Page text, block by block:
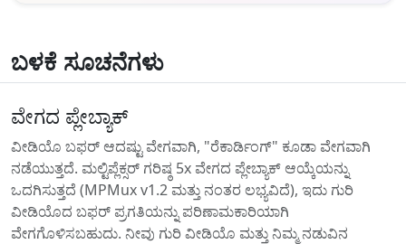
ಬಳಕೆ ಸೂಚನೆಗಳು
ವೇಗದ ಪ್ಲೇಬ್ಯಾಕ್
ವೀಡಿಯೊ ಬಫರ್ ಆದಷ್ಟು ವೇಗವಾಗಿ, "ರೆಕಾರ್ಡಿಂಗ್" ಕೂಡಾ ವೇಗವಾಗಿ
ನಡೆಯುತ್ತದೆ. ಮಲ್ಟಿಪ್ಲೆಕ್ಸರ್ ಗರಿಷ್ಠ 5x ವೇಗದ ಪ್ಲೇಬ್ಯಾಕ್ ಆಯ್ಕೆಯನ್ನು
ಒದಗಿಸುತ್ತದೆ (MPMux v1.2 ಮತ್ತು ನಂತರ ಲಭ್ಯವಿದೆ), ಇದು ಗುರಿ
ವೀಡಿಯೊದ ಬಫರ್ ಪ್ರಗತಿಯನ್ನು ಪರಿಣಾಮಕಾರಿಯಾಗಿ
ವೇಗಗೊಳಿಸಬಹುದು. ನೀವು ಗುರಿ ವೀಡಿಯೊ ಮತ್ತು ನಿಮ್ಮ ನಡುವಿನ